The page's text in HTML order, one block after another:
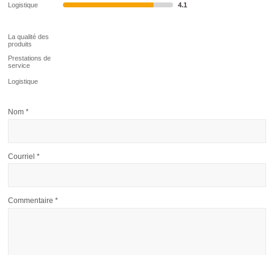
Logistique 4.1
La qualité des
produits
Prestations de
service
Logistique
Commentaire*
Nom*
Courriel*